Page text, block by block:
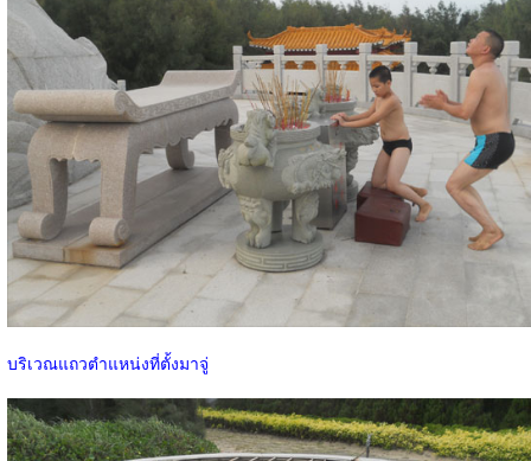
บริเวณแถวตำแหน่งที่ตั้งมาจู่